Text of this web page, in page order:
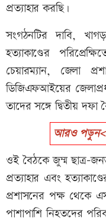
প্রত্যাহার করছি।
সংগঠনটির দাবি,
হত্যাকাণ্ডের
চেয়ারম্যান, জেলা
ডিজিএফআইয়ের
তাদের সঙ্গে দ্বিতীয়
আরও
ওই বৈঠকে জুম্ম ছাত্র-
প্রত্যাহার এবং
প্রশাসনের পক্ষ থেকে
পাশাপাশি নিহতদের